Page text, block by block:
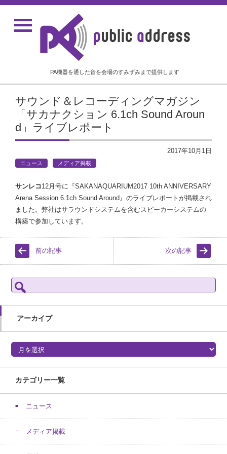
PA機器を通した音を会場のすみずみまで提供します
サウンド＆レコーディングマガジン
「サカナクション 6.1ch Sound Aroun
d」ライブレポート
2017年10月1日
ニュース メディア掲載
サンレコ 12月号に『SAKANAQUARIUM2017 10th ANNIVERSARY
Arena Session 6.1ch Sound Around』のライブレポートが掲載され
ました。弊社はサラウンドシステムを含むスピーカーシステムの
構築で参加しています。
前の記事 次の記事
検
索:
アーカイブ
アーカイブ
カテゴリー一覧
ニュース
メディア掲載